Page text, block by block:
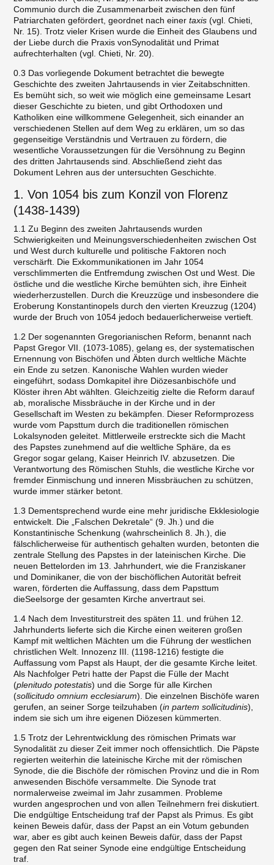
Communio durch die Zusammenarbeit zwischen den fünf
Patriarchaten gefördert, geordnet nach einertaxis(vgl. Chieti,
Nr. 15). Trotz vieler Krisen wurde die Einheit des Glaubens und
der Liebe durch die Praxis vonSynodalität und Primat
aufrechterhalten (vgl. Chieti, Nr. 20).
0.3 Das vorliegende Dokument betrachtet die bewegte
Geschichte des zweiten Jahrtausends in vier Zeitabschnitten.
Es bemüht sich, so weit wie möglich eine gemeinsame Lesart
dieser Geschichte zu bieten, und gibt Orthodoxen und
Katholiken eine willkommene Gelegenheit, sich einander an
verschiedenen Stellen auf dem Weg zu erklären, um so das
gegenseitige Verständnis und Vertrauen zu fördern, die
wesentliche Voraussetzungen für die Versöhnung zu Beginn
des dritten Jahrtausends sind. Abschließend zieht das
Dokument Lehren aus der untersuchten Geschichte.
1. Von 1054 bis zum Konzil von Florenz
(1438-1439)
1.1 Zu Beginn des zweiten Jahrtausends wurden
Schwierigkeiten und Meinungsverschiedenheiten zwischen Ost
und West durch kulturelle und politische Faktoren noch
verschärft. Die Exkommunikationen im Jahr 1054
verschlimmerten die Entfremdung zwischen Ost und West. Die
östliche und die westliche Kirche bemühten sich, ihre Einheit
wiederherzustellen. Durch die Kreuzzüge und insbesondere die
Eroberung Konstantinopels durch den vierten Kreuzzug (1204)
wurde der Bruch von 1054 jedoch bedauerlicherweise vertieft.
1.2 Der sogenannten Gregorianischen Reform, benannt nach
Papst Gregor VII. (1073-1085), gelang es, der systematischen
Ernennung von Bischöfen und Äbten durch weltliche Mächte
ein Ende zu setzen. Kanonische Wahlen wurden wieder
eingeführt, sodass Domkapitel ihre Diözesanbischöfe und
Klöster ihren Abt wählten. Gleichzeitig zielte die Reform darauf
ab, moralische Missbräuche in der Kirche und in der
Gesellschaft im Westen zu bekämpfen. Dieser Reformprozess
wurde vom Papsttum durch die traditionellen römischen
Lokalsynoden geleitet. Mittlerweile erstreckte sich die Macht
des Papstes zunehmend auf die weltliche Sphäre, da es
Gregor sogar gelang, Kaiser Heinrich IV. abzusetzen. Die
Verantwortung des Römischen Stuhls, die westliche Kirche vor
fremder Einmischung und inneren Missbräuchen zu schützen,
wurde immer stärker betont.
1.3 Dementsprechend wurde eine mehr juridische Ekklesiologie
entwickelt. Die „Falschen Dekretale“ (9. Jh.) und die
Konstantinische Schenkung (wahrscheinlich 8. Jh.), die
fälschlicherweise für authentisch gehalten wurden, betonten die
zentrale Stellung des Papstes in der lateinischen Kirche. Die
neuen Bettelorden im 13. Jahrhundert, wie die Franziskaner
und Dominikaner, die von der bischöflichen Autorität befreit
waren, förderten die Auffassung, dass dem Papsttum
dieSeelsorge der gesamten Kirche anvertraut sei.
1.4 Nach dem Investiturstreit des späten 11. und frühen 12.
Jahrhunderts lieferte sich die Kirche einen weiteren großen
Kampf mit weltlichen Mächten um die Führung der westlichen
christlichen Welt. Innozenz III. (1198-1216) festigte die
Auffassung vom Papst als Haupt, der die gesamte Kirche leitet.
Als Nachfolger Petri hatte der Papst die Fülle der Macht
(plenitudo potestatis) und die Sorge für alle Kirchen
(sollicitudo omnium ecclesiarum). Die einzelnen Bischöfe waren
gerufen, an seiner Sorge teilzuhaben (in partem sollicitudinis),
indem sie sich um ihre eigenen Diözesen kümmerten.
1.5 Trotz der Lehrentwicklung des römischen Primats war
Synodalität zu dieser Zeit immer noch offensichtlich. Die Päpste
regierten weiterhin die lateinische Kirche mit der römischen
Synode, die die Bischöfe der römischen Provinz und die in Rom
anwesenden Bischöfe versammelte. Die Synode trat
normalerweise zweimal im Jahr zusammen. Probleme
wurden angesprochen und von allen Teilnehmern frei diskutiert.
Die endgültige Entscheidung traf der Papst als Primus. Es gibt
keinen Beweis dafür, dass der Papst an ein Votum gebunden
war, aber es gibt auch keinen Beweis dafür, dass der Papst
gegen den Rat seiner Synode eine endgültige Entscheidung
traf.